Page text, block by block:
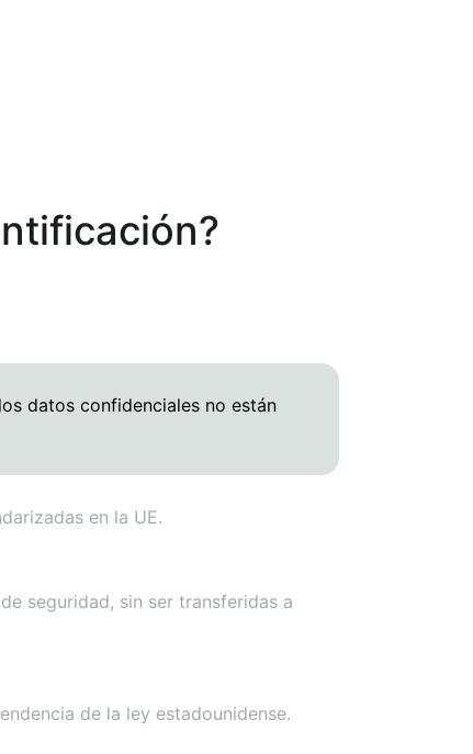
datos confidenciales no están
en la UE.
seguridad, sin ser transferidas a
de la ley estadounidense.